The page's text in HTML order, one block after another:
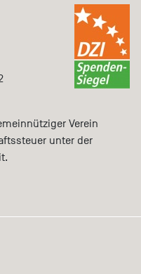
Verein
unter der